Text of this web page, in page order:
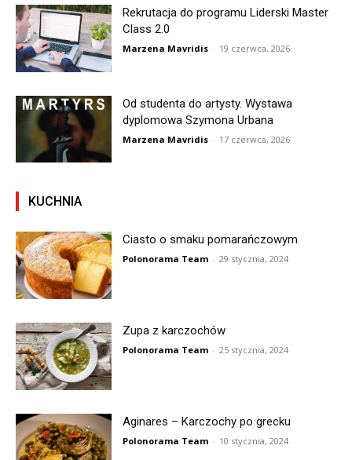
Rekrutacja do programu Liderski Master
Class 2.0
Marzena Mavridis - 19 czerwca, 2026
Od studenta do artysty. Wystawa
dyplomowa Szymona Urbana
Marzena Mavridis - 17 czerwca, 2026
KUCHNIA
Ciasto o smaku pomarańczowym
Polonorama Team - 29 stycznia, 2024
Zupa z karczochów
Polonorama Team - 25 stycznia, 2024
Aginares – Karczochy po grecku
Polonorama Team - 10 stycznia, 2024